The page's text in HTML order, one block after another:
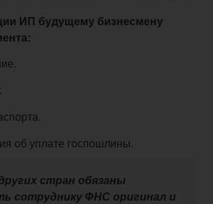
ИП будущему бизнесмену
об уплате госпошлины.
стран обязаны
сотруднику ФНС оригинал и